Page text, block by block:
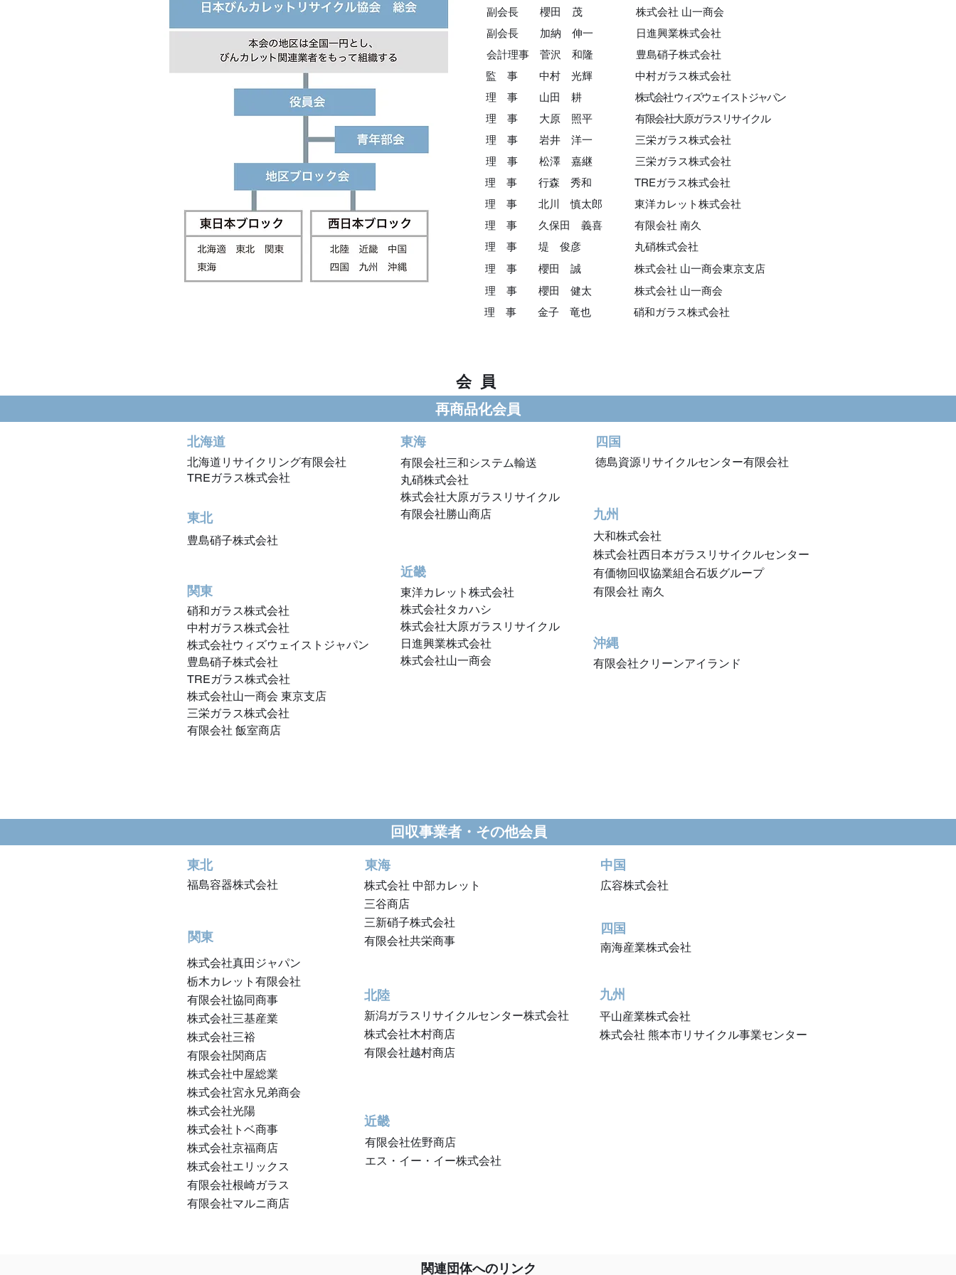
副会長 櫻田 茂 株式会社 山一商会
副会長 加納 伸一 日進興業株式会社
会計理事 菅沢 和隆 豊島硝子株式会社
監 事 中村 光輝 中村ガラス株式会社
理 事 山田 耕 株式会社 ウィズウェイストジャパン
理 事 大原 照平 有限会社大原ガラスリサイクル
理 事 岩井 洋一 三栄ガラス株式会社
理 事 松澤 嘉継 三栄ガラス株式会社
理 事 行森 秀和 TREガラス株式会社
理 事 北川 慎太郎 東洋カレット株式会社
理 事 久保田 義喜 有限会社 南久
理 事 堤 俊彦 丸硝株式会社
理 事 櫻田 誠 株式会社 山一商会東京支店
理 事 櫻田 健太 株式会社 山一商会
理 事 金子 竜也 硝和ガラス株式会社
会 員
再商品化会員
北海道
北海道リサイクリング有限会社
​TREガラス株式会社
東北
豊島硝子株式会社
東海
有限会社三和システム輸送
丸硝株式会社
​株式会社大原ガラスリサイクル
有限会社勝山商店
近畿
関東
硝和ガラス株式会社
中村ガラス株式会社
株式会社ウィズウェイストジャパン
豊島硝子株式会社
​TREガラス株式会社
​株式会社山一商会 東京支店
三栄ガラス株式会社
有限会社 飯室商店
東洋カレット株式会社
株式会社タカハシ
​株式会社大原ガラスリサイクル
日進興業株式会社
​株式会社山一商会
​四国
徳島資源リサイクルセンター有限会社
九州
大和株式会社
株式会社西日本ガラスリサイクルセンター
有価物回収協業組合石坂グループ
有限会社 南久
​沖縄
有限会社クリーンアイランド
回収事業者・その他会員
東北
福島容器株式会社
関東
株式会社真田ジャパン
栃木カレット有限会社
有限会社協同商事
株式会社三基産業
株式会社三裕
有限会社関商店
株式会社中屋総業
株式会社宮永兄弟商会
株式会社光陽
株式会社トベ商事
株式会社京福商店
株式会社エリックス
有限会社根崎ガラス
有限会社マルニ商店
東海
株式会社 中部カレット
三谷商店
三新硝子株式会社
有限会社共栄商事​
北陸
新潟ガラスリサイクルセンター株式会社
株式会社木村商店
有限会社越村商店
中国
広容株式会社
四国
南海産業株式会社
九州
平山産業株式会社
株式会社 熊本市リサイクル事業センター
近畿
有限会社佐野商店
エス・イー・イー株式会社
関連団体へのリンク